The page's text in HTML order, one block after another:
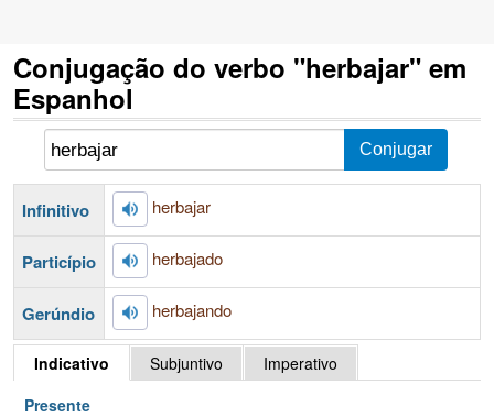
Conjugação do verbo "herbajar" em
Espanhol
Infinitivo herbajar
Particípio herbajado
Gerúndio herbajando
Indicativo Subjuntivo
Imperativo
Presente